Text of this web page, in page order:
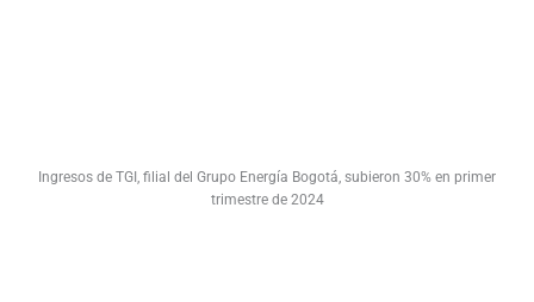
Ingresos de TGI, filial del Grupo Energía Bogotá, subieron 30% en primer
trimestre de 2024